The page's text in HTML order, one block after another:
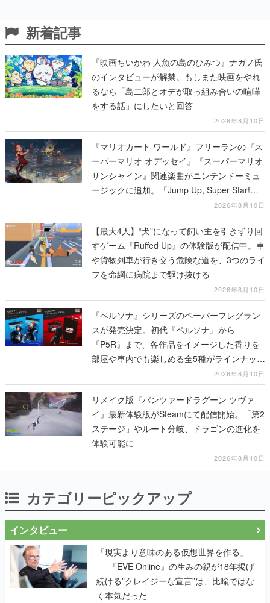
新着記事
『映画ちいかわ 人魚の島のひみつ』ナガノ氏
のインタビューが解禁。もしまた映画をやれ
るなら「島二郎とオデが取っ組み合いの喧嘩
をする話」にしたいと回答
2026年8月10日
『マリオカート ワールド』フリーランの『ス
ーパーマリオ オデッセイ』『スーパーマリオ
サンシャイン』関連楽曲がニンテンドーミュ
ージックに追加。「Jump Up, Super Star!」
「ドルピックタウン」など計14曲が配信
2026年8月10日
【最大4人】“犬”になって飼い主を引きずり回
すゲーム『Ruffed Up』の体験版が配信中。車
や貨物列車が行き交う危険な道を、3つのライ
フを命綱に病院まで駆け抜ける
2026年8月10日
『ペルソナ』シリーズのペーパーフレグラン
スが発売決定。初代『ペルソナ』から
『P5R』まで、各作品をイメージした香りを
部屋や車内でも楽しめる全5種がラインナッ
プ、予約受付は8月17日12時より開始2026年8月10日
リメイク版『パンツァードラグーン ツヴァ
イ』最新体験版がSteamにて配信開始。「第2
ステージ」やルート分岐、ドラゴンの進化を
体験可能に
2026年8月10日
カテゴリーピックアップ
インタビュー
「現実より意味のある仮想世界を作る」
──『EVE Online』の生みの親が18年掲げ
続ける”クレイジーな宣言”は、比喩ではな
く本気だった